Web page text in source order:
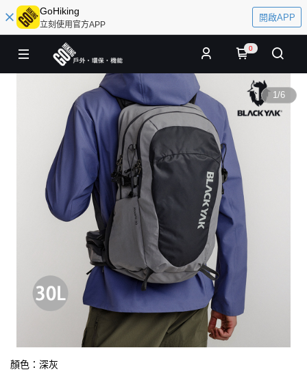
GoHiking
立刻使用官方APP
開啟APP
0
1/6
顏色：深灰